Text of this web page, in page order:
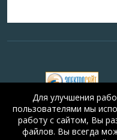
Для улучшения
пользователями мы
работу с сайтом, Вы
файлов. Вы всегда